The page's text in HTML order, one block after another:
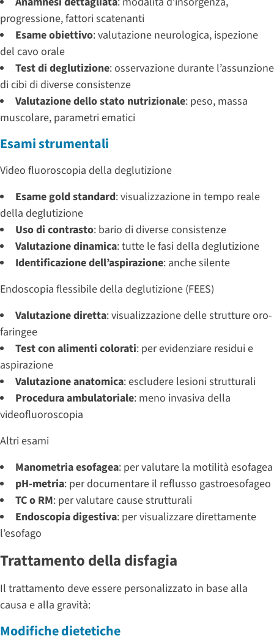
progressione, fattori scatenanti
Esame obiettivo: valutazione neurologica, ispezione
del cavo orale
Test di deglutizione: osservazione durante l’assunzione
di cibi di diverse consistenze
Valutazione dello stato nutrizionale: peso, massa
muscolare, parametri ematici
Esami strumentali
Video fluoroscopia della deglutizione
Esame gold standard: visualizzazione in tempo reale
della deglutizione
Uso di contrasto: bario di diverse consistenze
Valutazione dinamica: tutte le fasi della deglutizione
Identificazione dell’aspirazione: anche silente
Endoscopia flessibile della deglutizione (FEES)
Valutazione diretta: visualizzazione delle strutture oro-
faringee
Test con alimenti colorati: per evidenziare residui e
aspirazione
Valutazione anatomica: escludere lesioni strutturali
Procedura ambulatoriale: meno invasiva della
videofluoroscopia
Altri esami
Manometria esofagea: per valutare la motilità esofagea
pH-metria: per documentare il reflusso gastroesofageo
TC o RM: per valutare cause strutturali
Endoscopia digestiva: per visualizzare direttamente
l’esofago
Trattamento della disfagia
Il trattamento deve essere personalizzato in base alla
causa e alla gravità:
Modifiche dietetiche